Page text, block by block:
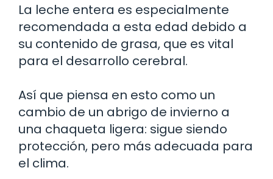
La leche entera es especialmente
recomendada a esta edad debido a
su contenido de grasa, que es vital
para el desarrollo cerebral.
Así que piensa en esto como un
cambio de un abrigo de invierno a
una chaqueta ligera: sigue siendo
protección, pero más adecuada para
el clima.